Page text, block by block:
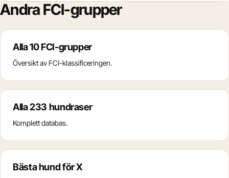
Andra FCI-grupper
Alla 10 FCI-grupper
Översikt av FCI-klassificeringen.
Alla 233 hundraser
Komplett databas.
Bästa hund för X